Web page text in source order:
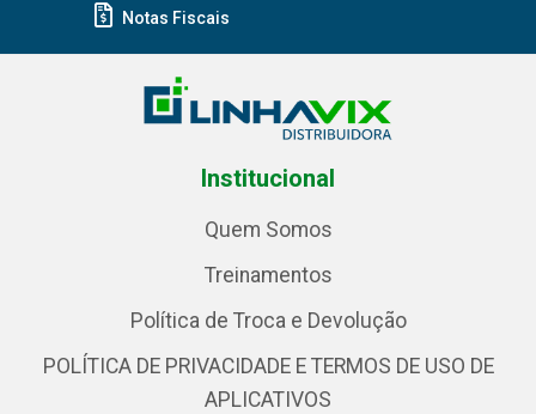
Notas Fiscais
Institucional
Quem Somos
Treinamentos
Política de Troca e Devolução
POLÍTICA DE PRIVACIDADE E TERMOS DE USO DE
APLICATIVOS